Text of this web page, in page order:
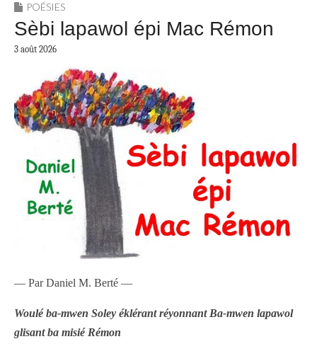
POÉSIES
Sèbi lapawol épi Mac Rémon
3 août 2026
— Par Daniel M. Berté —
Woulé ba-mwen Soley éklérant réyonnant Ba-mwen lapawol
glisant ba misié Rémon